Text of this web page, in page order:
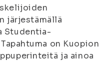
järjestämällä
Studentia-
on Kuopion
ja ainoa